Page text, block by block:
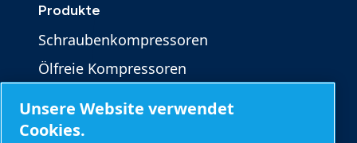
Produkte
Schraubenkompressoren
Ölfreie Kompressoren
Druckluft- und Stickstoff-Booster
Unsere Website verwendet
Cookies.